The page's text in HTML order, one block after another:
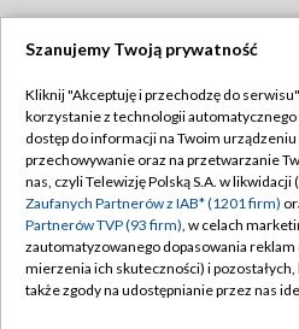
TVP
Abonament TVP
Emisja w TVP
Centrum informacji TVP
Naziemna Telewizja Cyfrowa
Polityka
Moje
Szanujemy Twoją prywatność
Kliknij "Akceptuję i przechodzę do
korzystanie z technologii automatycznego
dostęp do informacji na Twoim
przechowywanie oraz na przetwarzanie
nas, czyli Telewizję Polską S.A. w likwidacji
Zaufanych Partnerów z IAB* (1201 firm)
Partnerów TVP (93 firm), w celach
zautomatyzowanego dopasowania
mierzenia ich skuteczności) i
także zgody na udostępnianie przez nas